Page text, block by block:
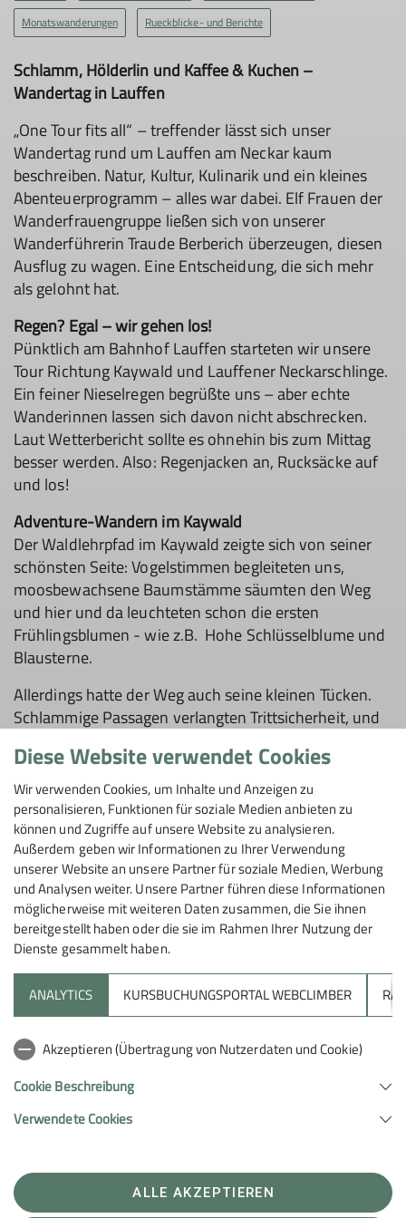
Monatswanderungen Rueckblicke- und Berichte
Schlamm, Hölderlin und Kaffee & Kuchen –
Wandertag in Lauffen
„One Tour fits all“ – treffender lässt sich unser
Wandertag rund um Lauffen am Neckar kaum
beschreiben. Natur, Kultur, Kulinarik und ein kleines
Abenteuerprogramm – alles war dabei. Elf Frauen der
Wanderfrauengruppe ließen sich von unserer
Wanderführerin Traude Berberich überzeugen, diesen
Ausflug zu wagen. Eine Entscheidung, die sich mehr
als gelohnt hat.
Regen? Egal – wir gehen los!
Pünktlich am Bahnhof Lauffen starteten wir unsere
Tour Richtung Kaywald und Lauffener Neckarschlinge.
Ein feiner Nieselregen begrüßte uns – aber echte
Wanderinnen lassen sich davon nicht abschrecken.
Laut Wetterbericht sollte es ohnehin bis zum Mittag
besser werden. Also: Regenjacken an, Rucksäcke auf
und los!
Adventure-Wandern im Kaywald
Der Waldlehrpfad im Kaywald zeigte sich von seiner
schönsten Seite: Vogelstimmen begleiteten uns,
moosbewachsene Baumstämme säumten den Weg
und hier und da leuchteten schon die ersten
Frühlingsblumen - wie z.B. Hohe Schlüsselblume und
Blausterne.
Allerdings hatte der Weg auch seine kleinen Tücken.
Schlammige Passagen verlangten Trittsicherheit, und
vor die Frage: unten durch oder oben drüber?
Beweglichkeitstraining inklusive! Manche entschieden
sich fürs elegante Klettern, andere für die
Krabbelvariante – Spaß hatten wir dabei alle. Unsere
Wanderführerin Traude machte es vor und ging mutig
voraus.
Pause am Rottlander Weiher
Am idyllischen Rottlander Weiher legten wir eine
wohlverdiente Pause ein. Rucksack auf, kleine
Stärkung, kurzer Blick übers Wasser – und schon ging
es weiter.
Den Rückweg nach Lauffen nahmen wir diesmal über
die Felder. Entlang der Zaber und über die
Klosterstraße erreichten wir schließlich den Klosterhof.
Von der Wanderung zur Kultur
Jetzt wurde es kulturell: Lauffen ist schließlich der
Geburtsort des Dichters Friedrich Hölderlin. Am
Diese Website verwendet Cookies
Wir verwenden Cookies, um Inhalte und Anzeigen zu
personalisieren, Funktionen für soziale Medien anbieten zu
können und Zugriffe auf unsere Website zu analysieren.
Außerdem geben wir Informationen zu Ihrer Verwendung
unserer Website an unsere Partner für soziale Medien, Werbung
und Analysen weiter. Unsere Partner führen diese Informationen
möglicherweise mit weiteren Daten zusammen, die Sie ihnen
bereitgestellt haben oder die sie im Rahmen Ihrer Nutzung der
Dienste gesammelt haben.
ANALYTICS KURSBUCHUNGSPORTAL WEBCLIMBER
Akzeptieren (Übertragung von Nutzerdaten und Cookie)
Cookie Beschreibung
Verwendete Cookies
ALLE AKZEPTIEREN